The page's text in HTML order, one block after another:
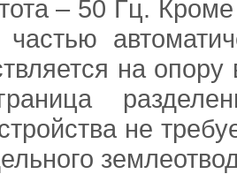
– 50 Гц.
на опору
не